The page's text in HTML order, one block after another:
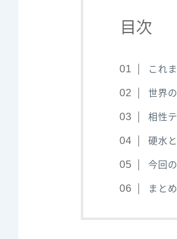
目次
これ
世界
相性
硬水
今回
まとめ